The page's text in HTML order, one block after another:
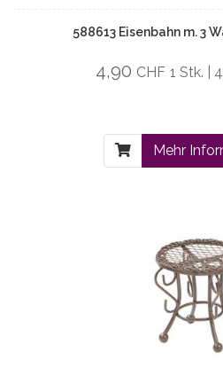
588613 Eisenbahn m. 3
4,90 CHF 1 Stk. |
Mehr